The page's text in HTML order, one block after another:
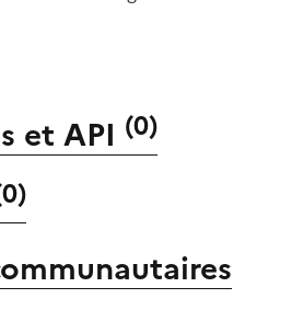
et API (0)
0)